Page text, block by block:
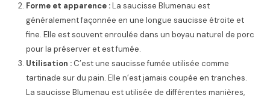
Forme et apparence :La saucisse Blumenau est
généralement façonnée en une longue saucisse étroite et
fine. Elle est souvent enroulée dans un boyau naturel de porc
pour la préserver et est fumée.
Utilisation : C’est une saucisse fumée utilisée comme
tartinade sur du pain. Elle n’est jamais coupée en tranches.
La saucisse Blumenau est utilisée de différentes manières,